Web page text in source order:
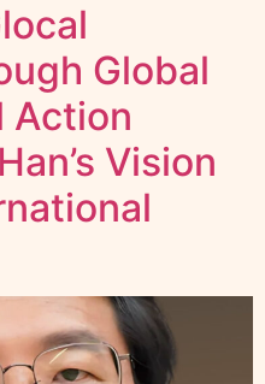
Global
Action
Vision